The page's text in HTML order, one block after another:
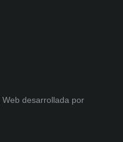
Web desarrollada por